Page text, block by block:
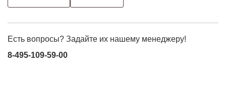
Есть вопросы? Задайте их нашему менеджеру!
8-495-109-59-00